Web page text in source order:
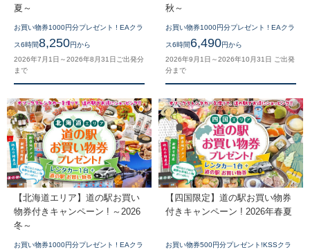
夏～
お買い物券1000円分プレゼント ! EAクラ
ス6時間8,250円から
2026年7月1日～2026年8月31日ご出発分
まで
秋～
お買い物券1000円分プレゼント ! EAクラ
ス6時間6,490円から
2026年9月1日～2026年10月31日 ご出発
分まで
【北海道エリア】道の駅お買い
物券付きキャンペーン ! ～2026
冬～
お買い物券1000円分プレゼント ! EAクラ
【四国限定】道の駅お買い物券
付きキャンペーン ! 2026年春夏
お買い物券500円分プレゼント!KSSクラ